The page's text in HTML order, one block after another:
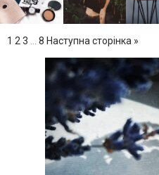
1 2 3 8 Наступна сторінка »